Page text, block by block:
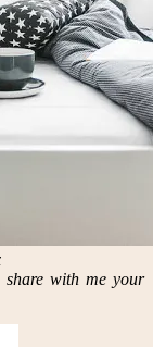
share with me your